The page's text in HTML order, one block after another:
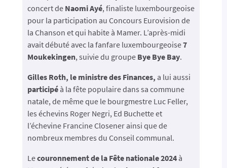
concert de Naomi Ayé, finaliste luxembourgeoise
pour la participation au Concours Eurovision de
la Chanson et qui habite à Mamer. L’après-midi
avait débuté avec la fanfare luxembourgeoise7
Moukekingen, suivie du groupe Bye Bye Bay.
Gilles Roth, le ministre des Finances, a lui aussi
participéà la fête populaire dans sa commune
natale, de même que le bourgmestre Luc Feller,
les échevins Roger Negri, Ed Buchette et
l’échevine Francine Closener ainsi que de
nombreux membres du Conseil communal.
Lecouronnement de la Fête nationale 2024à